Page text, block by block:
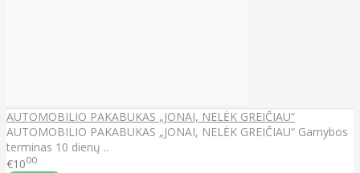
AUTOMOBILIO PAKABUKAS „JONAI, NELĖK GREIČIAU“
AUTOMOBILIO PAKABUKAS „JONAI, NELĖK GREIČIAU“ Gamybos
terminas 10 dienų ..
€1000